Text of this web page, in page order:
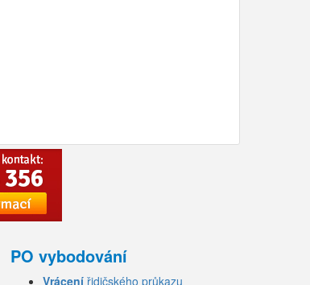
PO vybodování
Vrácení řidičského průkazu